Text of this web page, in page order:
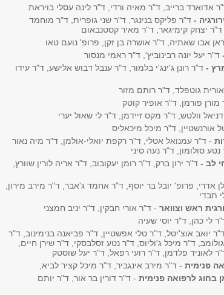
אדוארד ברייב, ד"ר מאיה ורדי, ד"ר לינה עסלי בויראת
- ד"ר פליקס בנינגר, ד"ר שני גופרית, ד"ר מוחמד
ד"ר יצחק קימיגאר, ד"ר מאיר קסטנבאום
אבו שאתיה, ד"ר אושרה בן זקן, פרופ' נועם טאו
ד"ר יעל יונה רבינוביץ', ד"ר ראמי מנסור
- ד"ר רונן ג'ינג'י בלמור, ד"ר ענבל דבוש אלישע, ד"ר עידו
גוטפלד, ד"ר רותם מזור
מורן פורמן, ד"ר אופיר קוטק
וולטש, ד"ר מקס זיידמן, ד"ר לי שאול יערי
אורנשטיין, ד"ר מיכל מיכאליס
- ד"ר עמנואל אטלי, ד"ר רקפת יואלי-אולמן, ד"ר מיה נאור
סולומון, ד"ר נעה סיני
לב - ד"ר ירון ברק, ד"ר רומן יעקובוב, ד"ר אריה לורין שוורץ,
אדרי, פרופ' יובל בר יוסף, ד"ר אחמד ג'אבר, ד"ר מירב מירון,
תבדי
ראש וצוואר- ד"ר אורי חבקין, ד"ר יניב חמצני
לי כהן, ד"ר יוסי שעיה
יואב אוצ'יטל, ד"ר טלי אפשטיין, ד"ר פביאנה בנימינוב, ד"ר
ד"ר מיכל ג'וליוס, ד"ר נטע זסלבסקי, ד"ר שירן חיים,
לאוניד פלדמן, ד"ר רועי רפאל, ד"ר יעל שוסטק
פנימית- ד"ר מירב אינגביר, ד"ר מיכל קציר לביא,
לרפואה פנימית- ד"ר דורין בר אור, ד"ר יותם